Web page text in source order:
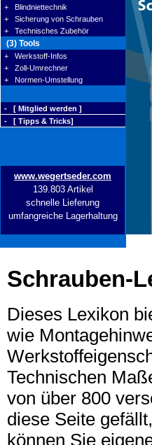
+ Blindniettechnik
+ Sicherung von Schrauben
+ Technisches Zubehör
(3) Tools
+ Werkstoff-Infos
+ Zoll-Umrechner
+ Normen-Umstellung
- [ Mitglied werden ]
- [ Tipps & Tricks]
www.wegertseder.com
139.803 Artikel
schnelle Lieferung
umfangreiche Lagerhaltung
Schrauben-
Dieses Lexikon
wie
Technischen
von über 800
diese Seite gefällt,
können Sie